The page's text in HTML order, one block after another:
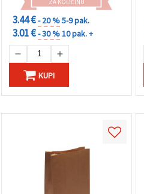
3.44 €- 20 %5-9 pak.
3.01 €- 30 %10 pak. +
KUPI